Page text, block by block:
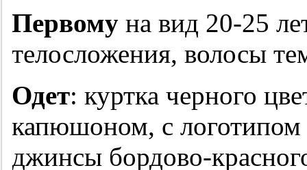
Первому на вид 20-25
телосложения, волосы
Одет: куртка черного
капюшоном, с
джинсы бордово-